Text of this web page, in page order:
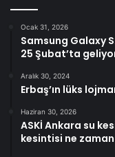
Ocak 31, 2026
Samsung Galaxy
25 Şubat’ta
Aralık 30, 2024
Erbaş’ın lüks
Haziran 30, 2026
ASKİ Ankara su
kesintisi ne